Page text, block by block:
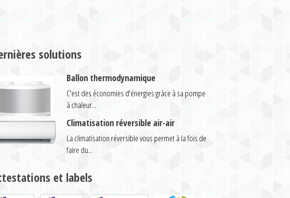
solutions
Ballon thermodynamique
C'est des économies d'énergies gràce à sa pompe
à chaleur...
Climatisation réversible air-air
La climatisation réversible vous permet à la fois de
faire du...
et labels